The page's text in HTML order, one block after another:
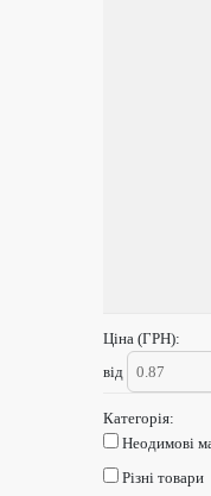
Ціна (ГРН):
від
Категорія:
Неодимові
Різні товари